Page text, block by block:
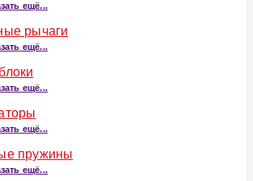
ещё...
рычаги
ещё...
ещё...
ещё...
пружины
ещё...